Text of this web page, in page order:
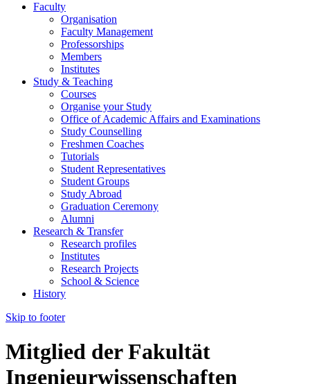
Faculty
Organisation
Faculty Management
Professorships
Members
Institutes
Study & Teaching
Courses
Organise your Study
Office of Academic Affairs and Examinations
Study Counselling
Freshmen Coaches
Tutorials
Student Representatives
Student Groups
Study Abroad
Graduation Ceremony
Alumni
Research & Transfer
Research profiles
Institutes
Research Projects
School & Science
History
Skip to footer
Mitglied der Fakultät
Ingenieurwissenschaften